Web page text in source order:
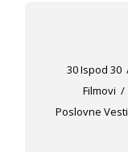
30 Ispod 30
Filmovi
Poslovne Vesti